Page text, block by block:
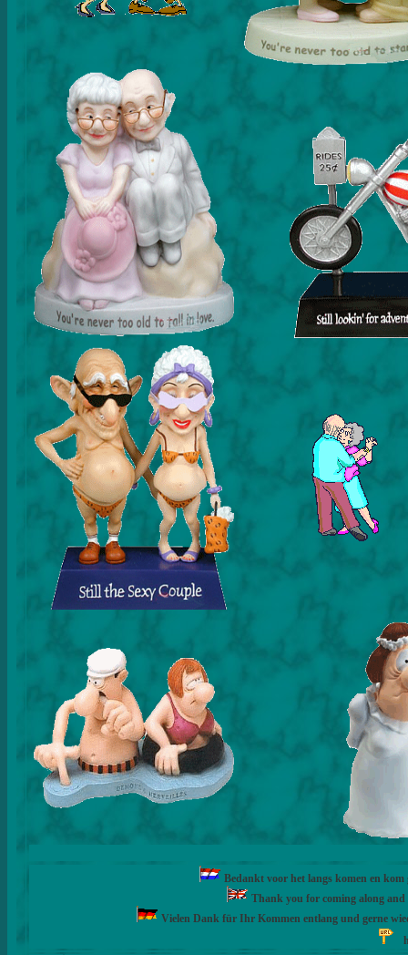
Bedankt voor het langs komen en
Thank you for coming along and
Vielen Dank für Ihr Kommen entlang und gerne